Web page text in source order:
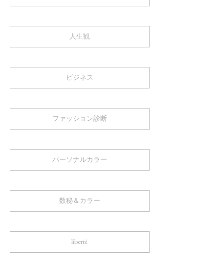
人生観
ビジネス
ファッション診断
パーソナルカラー
数秘＆カラー
liberté